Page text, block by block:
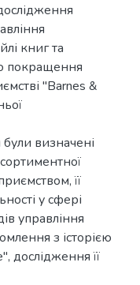
книг та
покращення
"Barnes &
визначені
її
у сфері
управління
з історією
дослідження її